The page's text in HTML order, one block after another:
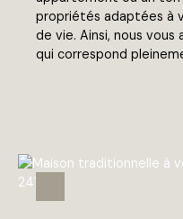
propriétés adaptées à
de vie. Ainsi, nous
qui correspond